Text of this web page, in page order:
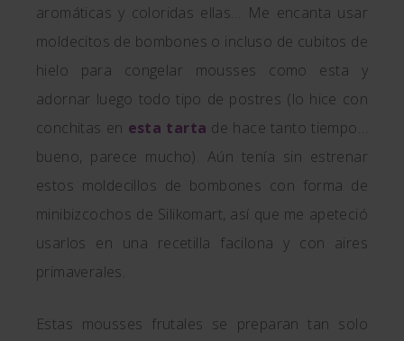
aromáticas y coloridas ellas… Me encanta usar
moldecitos de bombones o incluso de cubitos de
hielo para congelar mousses como esta y
adornar luego todo tipo de postres (lo hice con
conchitas en esta tarta de hace tanto tiempo…
bueno, parece mucho). Aún tenía sin estrenar
estos moldecillos de bombones con forma de
minibizcochos de Silikomart, así que me apeteció
usarlos en una recetilla facilona y con aires
primaverales.
Estas mousses frutales se preparan tan solo